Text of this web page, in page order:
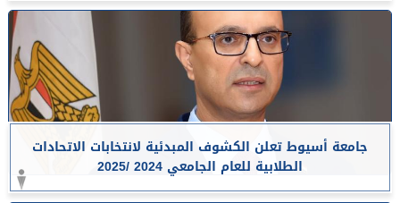
جامعة أسيوط تعلن الكشوف المبدئية لانتخابات الاتحادات
الطلابية للعام الجامعي 2024 /2025